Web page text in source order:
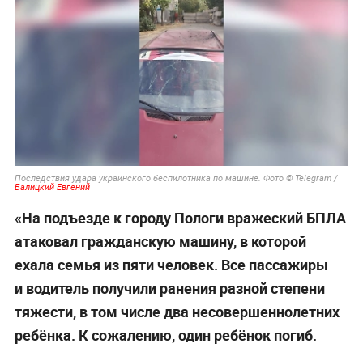
Последствия удара украинского беспилотника по машине. Фото © Telegram /
Балицкий Евгений
«На подъезде к городу Пологи вражеский БПЛА
атаковал гражданскую машину, в которой
ехала семья из пяти человек. Все пассажиры
и водитель получили ранения разной степени
тяжести, в том числе два несовершеннолетних
ребёнка. К сожалению, один ребёнок погиб.